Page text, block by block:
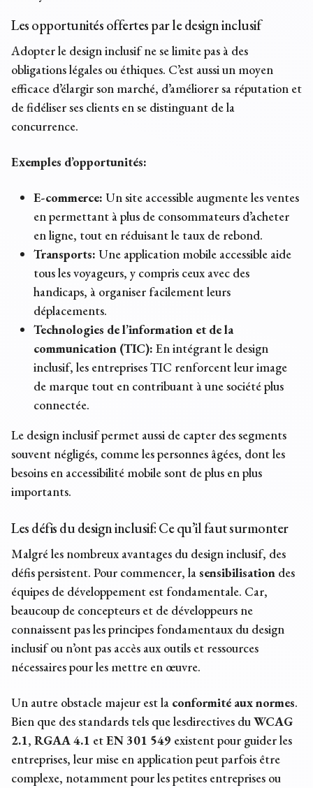
Les opportunités offertes par le design inclusif
Adopter le design inclusif ne se limite pas à des
obligations légales ou éthiques. C’est aussi un moyen
efficace d’élargir son marché, d’améliorer sa réputation et
de fidéliser ses clients en se distinguant de la
concurrence.
Exemples d’opportunités:
E-commerce: Un site accessible augmente les ventes
en permettant à plus de consommateurs d’acheter
en ligne, tout en réduisant le taux de rebond.
Transports: Une application mobile accessible aide
tous les voyageurs, y compris ceux avec des
handicaps, à organiser facilement leurs
déplacements.
Technologies de l’information et de la
communication (TIC): En intégrant le design
inclusif, les entreprises TIC renforcent leur image
de marque tout en contribuant à une société plus
connectée.
Le design inclusif permet aussi de capter des segments
souvent négligés, comme les personnes âgées, dont les
besoins en accessibilité mobilesont de plus en plus
importants.
Les défis du design inclusif: Ce qu’il faut surmonter
Malgré les nombreux avantages du design inclusif, des
défis persistent. Pour commencer, lasensibilisation des
équipes de développement est fondamentale. Car,
beaucoup de concepteurs et de développeurs ne
connaissent pas les principes fondamentaux du design
inclusif ou n’ont pas accès aux outils et ressources
nécessaires pour les mettre en œuvre.
Un autre obstacle majeur est la conformité aux normes.
Bien que des standards tels que lesdirectives duWCAG
2.1, RGAA 4.1 etEN 301 549 existent pour guider les
entreprises, leur mise en application peut parfois être
complexe, notamment pour les petites entreprises ou